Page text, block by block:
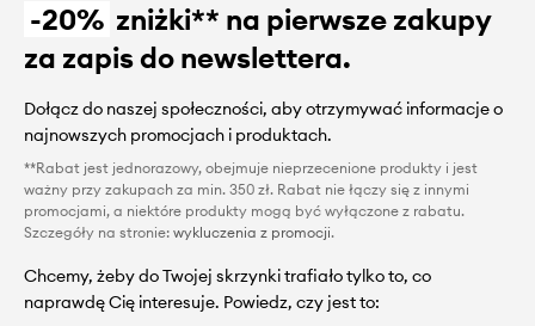
-20% zniżki** na pierwsze zakupy
za zapis do newslettera.
Dołącz do naszej społeczności, aby otrzymywać informacje o
najnowszych promocjach i produktach.
**Rabat jest jednorazowy, obejmuje nieprzecenione produkty i jest
ważny przy zakupach za min. 350 zł. Rabat nie łączy się z innymi
promocjami, a niektóre produkty mogą być wyłączone z rabatu.
Szczegóły na stronie: wykluczenia z promocji.
Chcemy, żeby do Twojej skrzynki trafiało tylko to, co
naprawdę Cię interesuje. Powiedz, czy jest to: